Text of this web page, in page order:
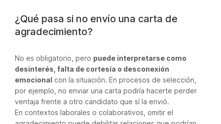
¿Qué pasa si no envío una carta de
agradecimiento?
No es obligatorio, pero puede interpretarse como
desinterés, falta de cortesía o desconexión
emocional con la situación. En procesos de selección,
por ejemplo, no enviar una carta podría hacerte perder
ventaja frente a otro candidato que sí la envió.
En contextos laborales o colaborativos, omitir el